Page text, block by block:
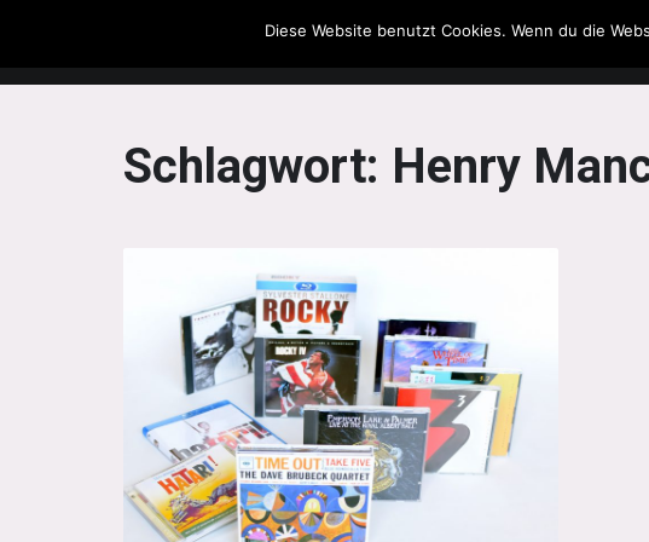
The Howling Men
Schlagwort: Henry
Diese Website benutzt Cookies. Wenn du die